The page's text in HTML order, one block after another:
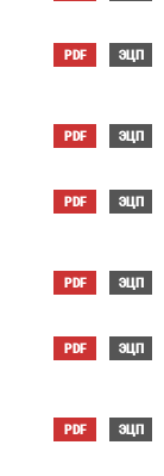
PDF ЭЦП
PDF ЭЦП
PDF ЭЦП
PDF ЭЦП
PDF ЭЦП
PDF ЭЦП